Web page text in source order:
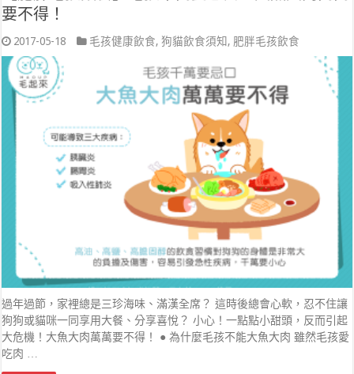
要不得！
2017-05-18 毛孩健康飲食,狗貓飲食須知, 肥胖毛孩飲食
過年過節，家裡總是三珍海味、滿漢全席？ 這時後總會心軟，忍不住讓
狗狗或貓咪一同享用大餐、分享喜悅？ 小心！一點點小甜頭，反而引起
大危機！大魚大肉萬萬要不得！ ● 為什麼毛孩不能大魚大肉 雖然毛孩愛
吃肉 …